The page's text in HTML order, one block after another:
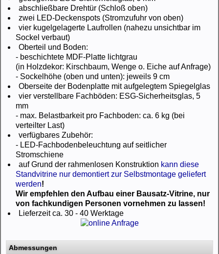
abschließbare Drehtür (Schloß oben)
zwei LED-Deckenspots (Stromzufuhr von oben)
vier kugelgelagerte Laufrollen (nahezu unsichtbar im
Sockel verbaut)
Oberteil und Boden:
- beschichtete MDF-Platte lichtgrau
(in Holzdekor: Kirschbaum, Wenge o. Eiche auf Anfrage)
- Sockelhöhe (oben und unten): jeweils 9 cm
Oberseite der Bodenplatte mit aufgelegtem Spiegelglas
vier verstellbare Fachböden: ESG-Sicherheitsglas, 5
mm
- max. Belastbarkeit pro Fachboden: ca. 6 kg (bei
verteilter Last)
verfügbares Zubehör:
- LED-Fachbodenbeleuchtung auf seitlicher
Stromschiene
auf Grund der rahmenlosen Konstruktion kann diese
Standvitrine nur demontiert zur Selbstmontage geliefert
werden!
Wir empfehlen den Aufbau einer Bausatz-Vitrine, nur
von fachkundigen Personen vornehmen zu lassen!
Lieferzeit ca. 30 - 40 Werktage
Abmessungen